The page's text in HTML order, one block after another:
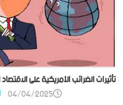
تأثيرات الضرائب الأمريكية على
04/04/2025